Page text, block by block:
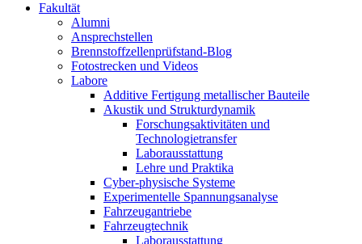
Fakultät
Alumni
Ansprechstellen
Brennstoffzellenprüfstand-Blog
Fotostrecken und Videos
Labore
Additive Fertigung metallischer Bauteile
Akustik und Strukturdynamik
Forschungsaktivitäten und
Technologietransfer
Laborausstattung
Lehre und Praktika
Cyber-physische Systeme
Experimentelle Spannungsanalyse
Fahrzeugantriebe
Fahrzeugtechnik
Laborausstattung